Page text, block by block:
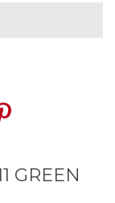
GREEN